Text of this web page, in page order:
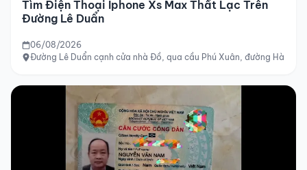
Tìm Điện Thoại Iphone Xs Max Thất Lạc Trên
Đường Lê Duẩn
06/08/2026
Đường Lê Duẩn cạnh cửa nhà Đồ, qua cầu Phú Xuân, đường Hà Nội